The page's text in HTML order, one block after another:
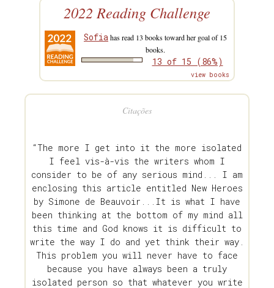
2022 Reading Challenge
Sofiahas read 13 books toward her goal of 15
books.
13 of 15 (86%)
view books
Citações
“The more I get into it the more isolated
I feel vis-à-vis the writers whom I
consider to be of any serious mind... I am
enclosing this article entitled New Heroes
by Simone de Beauvoir...It is what I have
been thinking at the bottom of my mind all
this time and God knows it is difficult to
write the way I do and yet think their way.
This problem you will never have to face
because you have always been a truly
isolated person so that whatever you write